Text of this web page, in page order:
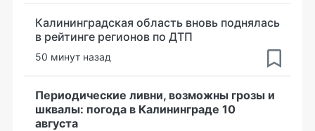
Калининградская область вновь поднялась
в рейтинге регионов по ДТП
50 минут назад
Периодические ливни, возможны грозы и
шквалы: погода в Калининграде 10
августа